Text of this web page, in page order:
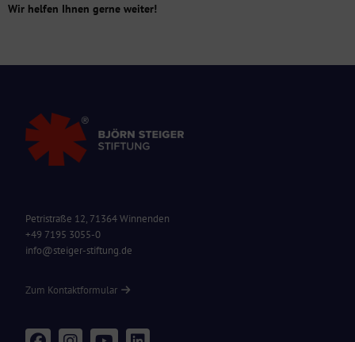
Wir helfen Ihnen gerne weiter!
Petristraße 12, 71364 Winnenden
+49 7195 3055-0
info@steiger-stiftung.de
Zum Kontaktformular